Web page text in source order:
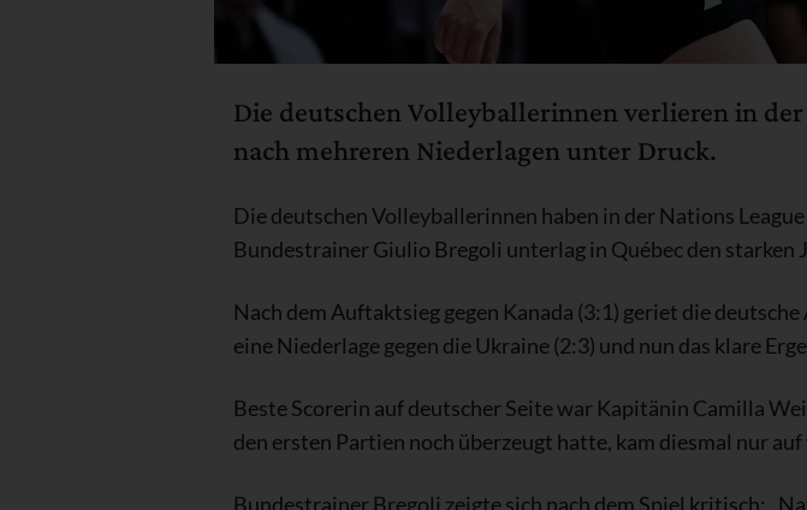
Die deutschen Volleyballerinnen verlieren in
nach mehreren Niederlagen unter Druck.
Die deutschen Volleyballerinnen haben in der Nations
Bundestrainer Giulio Bregoli unterlag in Québec den
Nach dem Auftaktsieg gegen Kanada (3:1) geriet die
eine Niederlage gegen die Ukraine (2:3) und nun das klare
Beste Scorerin auf deutscher Seite war Kapitänin Camilla
den ersten Partien noch überzeugt hatte, kam diesmal nur
Bundestrainer Bregoli zeigte sich nach dem Spiel kritisch: